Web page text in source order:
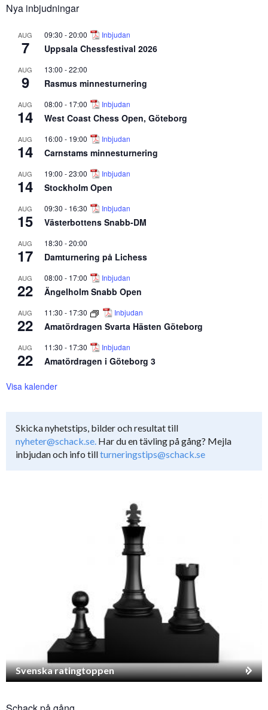
Nya inbjudningar
AUG
7
09:30 -20:00 Inbjudan
Uppsala Chessfestival 2026
AUG
9
13:00 -22:00
Rasmus minnesturnering
AUG
14
08:00 - 17:00 Inbjudan
West Coast Chess Open, Göteborg
AUG
14
16:00 - 19:00 Inbjudan
Carnstams minnesturnering
AUG
14
19:00 -23:00 Inbjudan
Stockholm Open
AUG
15
09:30 - 16:30 Inbjudan
Västerbottens Snabb-DM
AUG
17
18:30 -20:00
Damturnering på Lichess
AUG
22
08:00 - 17:00 Inbjudan
Ängelholm Snabb Open
AUG
22
11:30 - 17:30 Inbjudan
Amatördragen Svarta Hästen Göteborg
AUG
22
11:30 - 17:30 Inbjudan
Amatördragen i Göteborg 3
Visa kalender
Skicka nyhetstips, bilder och resultat till
nyheter@schack.se. Har du en tävling på gång? Mejla
inbjudan och info tillturneringstips@schack.se
Svenska ratingtoppen